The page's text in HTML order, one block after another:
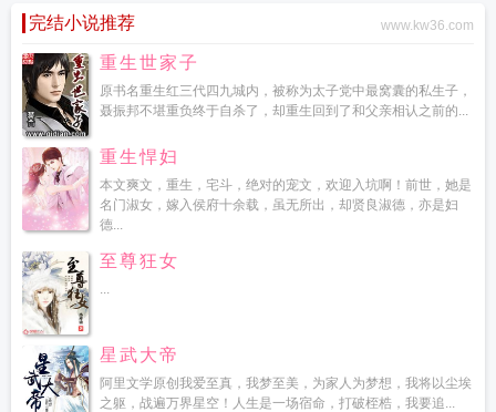
完结小说推荐 www.kw36.com
重生世家子
原书名重生红三代四九城内，被称为太子党中最窝囊的私生子，
聂振邦不堪重负终于自杀了，却重生回到了和父亲相认之前的...
重生悍妇
本文爽文，重生，宅斗，绝对的宠文，欢迎入坑啊！前世，她是
名门淑女，嫁入侯府十余载，虽无所出，却贤良淑德，亦是妇
德...
至尊狂女
...
星武大帝
阿里文学原创我爱至真，我梦至美，为家人为梦想，我将以尘埃
之躯，战遍万界星空！人生是一场宿命，打破桎梏，我要追...